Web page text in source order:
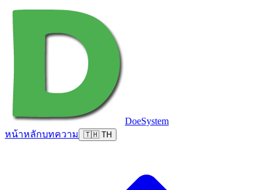
DoeSystem
หน้าหลักบทความ 🇹🇭 TH